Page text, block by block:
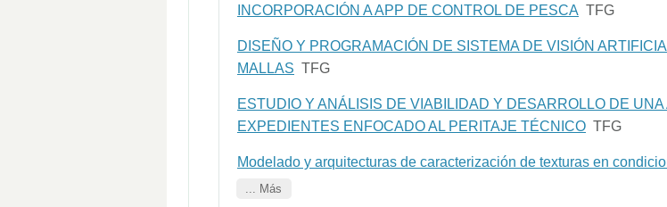
INCORPORACIÓN A APP DE CONTROL DE PESCA TFG
DISEÑO Y PROGRAMACIÓN DE SISTEMA DE VISIÓN
MALLAS TFG
ESTUDIO Y ANÁLISIS DE VIABILIDAD Y DESARROLLO DE
EXPEDIENTES ENFOCADO AL PERITAJE TÉCNICO TFG
Modelado y arquitecturas de caracterización de texturas en
... Más